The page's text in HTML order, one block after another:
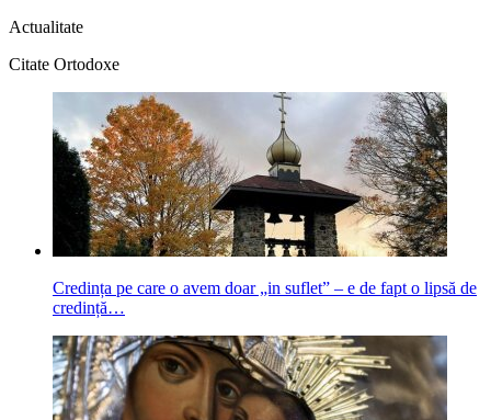
Actualitate
Citate Ortodoxe
Credința pe care o avem doar „in suflet” – e de fapt o lipsă de
credință…